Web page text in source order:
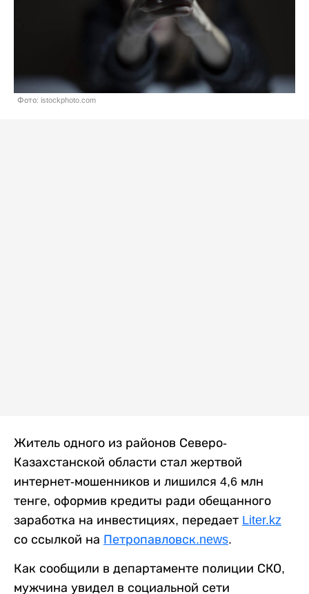
Фото: istockphoto.com
Житель одного из районов Северо-
Казахстанской области стал жертвой
интернет-мошенников и лишился 4,6 млн
тенге, оформив кредиты ради обещанного
заработка на инвестициях, передает Liter.kz
со ссылкой на Петропавловск.news.
Как сообщили в департаменте полиции СКО,
мужчина увидел в социальной сети